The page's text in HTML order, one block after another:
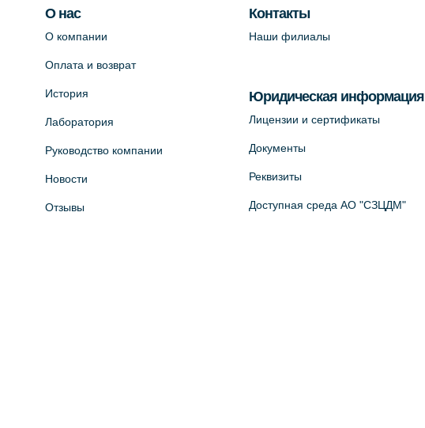
О нас
О компании
Оплата и возврат
История
Лаборатория
Руководство компании
Новости
Отзывы
Контакты
Наши филиалы
Юридическая информация
Лицензии и сертификаты
Документы
Реквизиты
Доступная среда АО "СЗЦДМ"